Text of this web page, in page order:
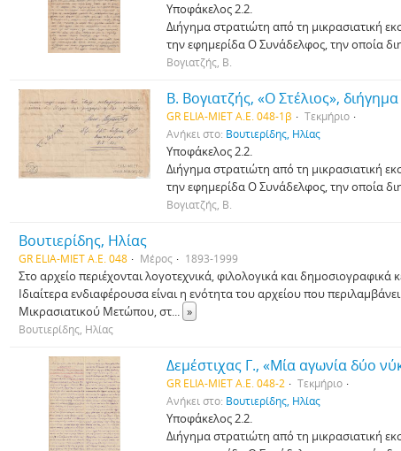
Υποφάκελος 2.2.
Διήγημα στρατιώτη από τη μικρασιατική
την εφημερίδα Ο Συνάδελφος, την οποία
Βογιατζής, Β.
Β. Βογιατζής, «Ο Στέλιος»,
GR ELIA-MIET Α.Ε. 048-1β
Τεκμήριο
Ανήκει στο: Βουτιερίδης, Ηλίας
Υποφάκελος 2.2.
Διήγημα στρατιώτη από τη μικρασιατική
την εφημερίδα Ο Συνάδελφος, την οποία
Βογιατζής, Β.
Βουτιερίδης, Ηλίας
GR ELIA-MIET Α.Ε. 048 Μέρος 1893-1999
Στο αρχείο περιέχονται λογοτεχνικά, φιλολογικά και δημοσιογραφικά
Ιδιαίτερα ενδιαφέρουσα είναι η ενότητα του αρχείου που
Μικρασιατικού Μετώπου, στ... »
Βουτιερίδης, Ηλίας
GR ELIA-MIET Α.Ε. 048-2
Τεκμήριο
Ανήκει στο: Βουτιερίδης, Ηλίας
Υποφάκελος 2.2.
Διήγημα στρατιώτη από τη μικρασιατική